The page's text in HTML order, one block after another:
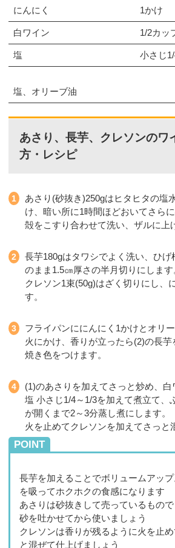
にんにく 1かけ
白ワイン 1/2カッ
塩 小さじ
塩、オリーブ油
あさり、長芋、クレソンのワ
方・レシピ
あさり(砂抜き)250gはヒタヒタの塩
け、暗い所に1時間ほどおいてさら
殻をこすり合わせて洗い、ザルに上
長芋180gはタワシでよく洗い、ひげ
のまま1.5㎝厚さの半月切りにします
クレソン1束(50g)はざく切りにし、
す。
フライパンににんにく1かけとオリ
火にかけ、香りが立ったら(2)の長芋
焼き色をつけます。
(1)のあさりを加えてさっと炒め、白
塩 小さじ1/4～1/3を加えて煮立て、
が開くまで2～3分蒸し煮にします。
火を止めてクレソンを加えてさっと
POINT
長芋を加えることでボリュームアッ
を吸ってホクホクの食感になります
あさりは砂抜きして売っているもの
砂を吐かせてから使いましょう
クレソンは香りが残るように火を止
と混ぜて仕上げましょう